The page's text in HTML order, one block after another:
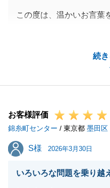
続
この度は、温かいお言葉
変嬉しく拝読いたしまし
「言うことは有りません
は、担当者はもちろん、
これからも、お客様に寄
心がけ、より一層ご満足
きるよう精進してまいり
またのご縁がございます
げております。
お客様評価
錦糸町センター / 東京都 墨田区
S様
S様 2026年3月30日
いろいろな問題を乗り越